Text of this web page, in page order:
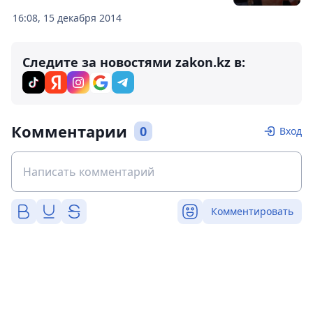
16:08, 15 декабря 2014
Следите за новостями zakon.kz в:
Комментарии 0 Вход
Комментировать